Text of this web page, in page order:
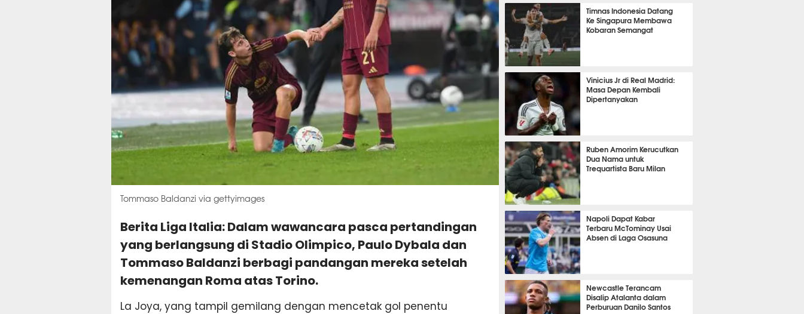
Tommaso Baldanzi via gettyimages
Berita Liga Italia: Dalam wawancara pasca pertandingan
yang berlangsung di Stadio Olimpico, Paulo Dybala dan
Tommaso Baldanzi berbagi pandangan mereka setelah
kemenangan Roma atas Torino.
La Joya, yang tampil gemilang dengan mencetak gol penentu
24 menit 1 detik lalu
Timnas Indonesia Datang
Ke Singapura Membawa
Kobaran Semangat
29 menit 46 detik lalu
Vinicius Jr di Real Madrid:
Masa Depan Kembali
Dipertanyakan
38 menit 57 detik lalu
Ruben Amorim Kerucutkan
Dua Nama untuk
Trequartista Baru Milan
45 menit 1 detik lalu
Napoli Dapat Kabar
Terbaru McTominay Usai
Absen di Laga Osasuna
48 menit 5 detik lalu
Newcastle Terancam
Disalip Atalanta dalam
Perburuan Danilo Santos